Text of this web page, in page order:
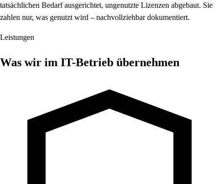
tatsächlichen Bedarf ausgerichtet, ungenutzte Lizenzen abgebaut. Sie
zahlen nur, was genutzt wird – nachvollziehbar dokumentiert.
Leistungen
Was wir im IT-Betrieb übernehmen